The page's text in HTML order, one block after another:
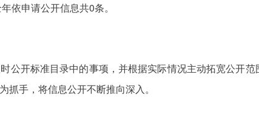
依申请公开信息共0条。
公开标准目录中的事项，并根据实际情况主动拓宽公开
手，将信息公开不断推向深入。